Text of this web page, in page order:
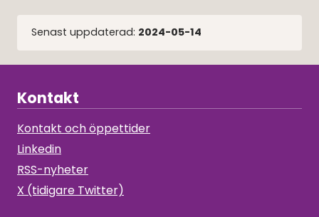
Senast uppdaterad: 2024-05-14
Kontakt
Kontakt och öppettider
Linkedin
RSS-nyheter
X (tidigare Twitter)